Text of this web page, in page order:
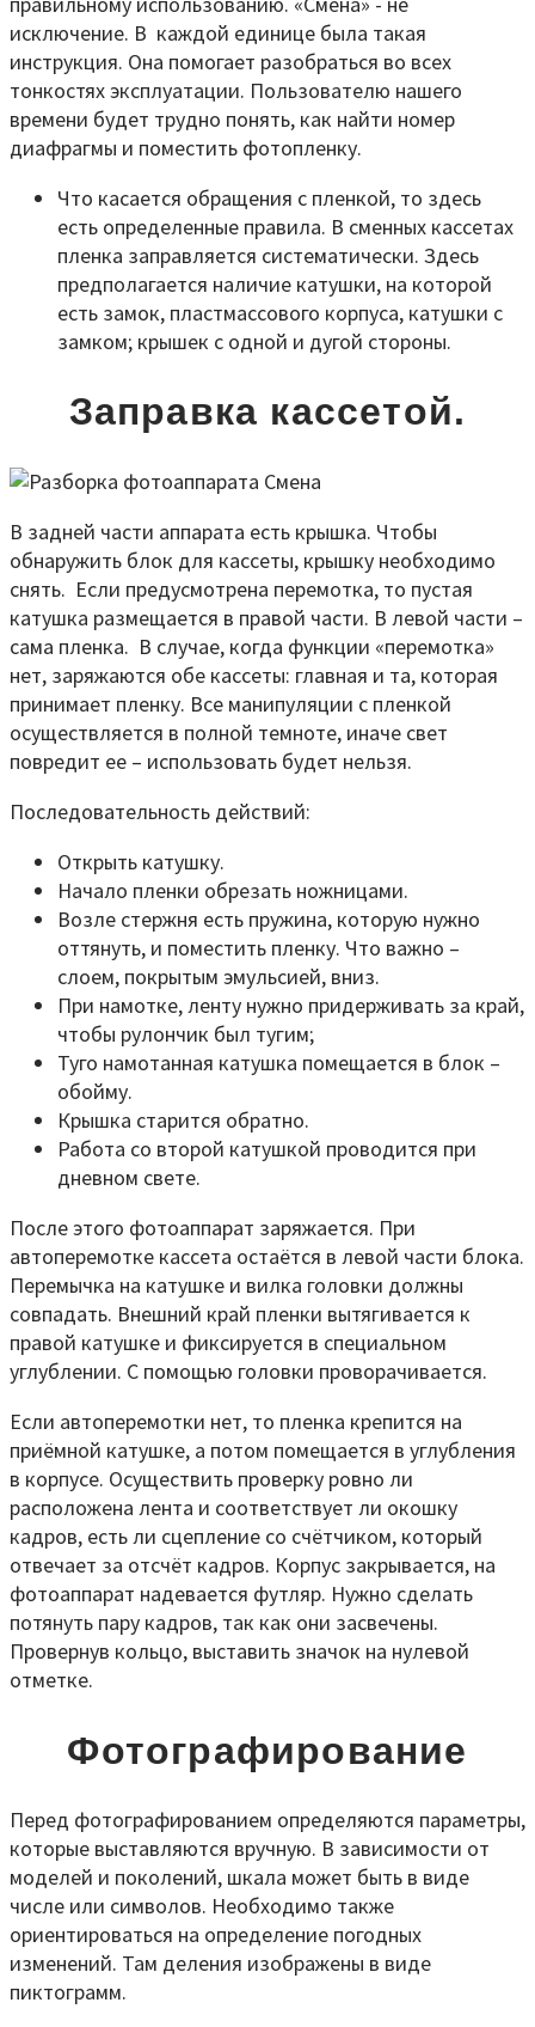
исключение. В каждой единице была такая
инструкция. Она помогает разобраться во всех
тонкостях эксплуатации. Пользователю нашего
времени будет трудно понять, как найти номер
диафрагмы и поместить фотопленку.
Что касается обращения с пленкой, то здесь
есть определенные правила. В сменных кассетах
пленка заправляется систематически. Здесь
предполагается наличие катушки, на которой
есть замок, пластмассового корпуса, катушки с
замком; крышек с одной и дугой стороны.
Заправка кассетой.
В задней части аппарата есть крышка. Чтобы
обнаружить блок для кассеты, крышку необходимо
снять. Если предусмотрена перемотка, то пустая
катушка размещается в правой части. В левой части –
сама пленка. В случае, когда функции «перемотка»
нет, заряжаются обе кассеты: главная и та, которая
принимает пленку. Все манипуляции с пленкой
осуществляется в полной темноте, иначе свет
повредит ее – использовать будет нельзя.
Последовательность действий:
Открыть катушку.
Начало пленки обрезать ножницами.
Возле стержня есть пружина, которую нужно
оттянуть, и поместить пленку. Что важно –
слоем, покрытым эмульсией, вниз.
При намотке, ленту нужно придерживать за край,
чтобы рулончик был тугим;
Туго намотанная катушка помещается в блок –
обойму.
Крышка старится обратно.
Работа со второй катушкой проводится при
дневном свете.
После этого фотоаппарат заряжается. При
автоперемотке кассета остаётся в левой части блока.
Перемычка на катушке и вилка головки должны
совпадать. Внешний край пленки вытягивается к
правой катушке и фиксируется в специальном
углублении. С помощью головки проворачивается.
Если автоперемотки нет, то пленка крепится на
приёмной катушке, а потом помещается в углубления
в корпусе. Осуществить проверку ровно ли
расположена лента и соответствует ли окошку
кадров, есть ли сцепление со счётчиком, который
отвечает за отсчёт кадров. Корпус закрывается, на
фотоаппарат надевается футляр. Нужно сделать
потянуть пару кадров, так как они засвечены.
Провернув кольцо, выставить значок на нулевой
отметке.
Фотографирование
Перед фотографированием определяются параметры,
которые выставляются вручную. В зависимости от
моделей и поколений, шкала может быть в виде
числе или символов. Необходимо также
ориентироваться на определение погодных
изменений. Там деления изображены в виде
пиктограмм.